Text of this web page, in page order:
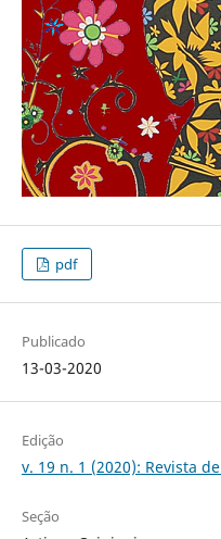
pdf
Publicado
13-03-2020
Edição
v. 19 n. 1 (2020): Revista
Seção